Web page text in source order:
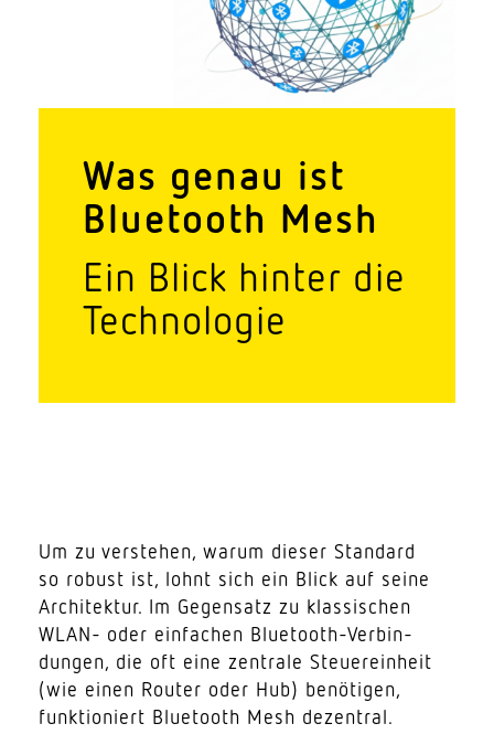
Was genau ist
Blue­tooth Mesh
Ein Blick hinter die
Technologie
Um zu verstehen, warum dieser Standard
so robust ist, lohnt sich ein Blick auf seine
Archi­tektur. Im Gegensatz zu klas­si­schen
WLAN- oder einfachen Blue­tooth-Verbin­
dungen, die oft eine zentrale Steu­er­einheit
(wie einen Router oder Hub) benö­tigen,
funk­tio­niert Blue­tooth Mesh dezentral.